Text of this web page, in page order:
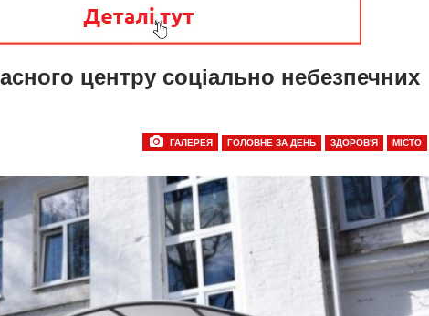
центру соціально небезпечних
ГАЛЕРЕЯ ГОЛОВНЕ ЗА ДЕНЬ ЗДОРОВ'Я МІСТО